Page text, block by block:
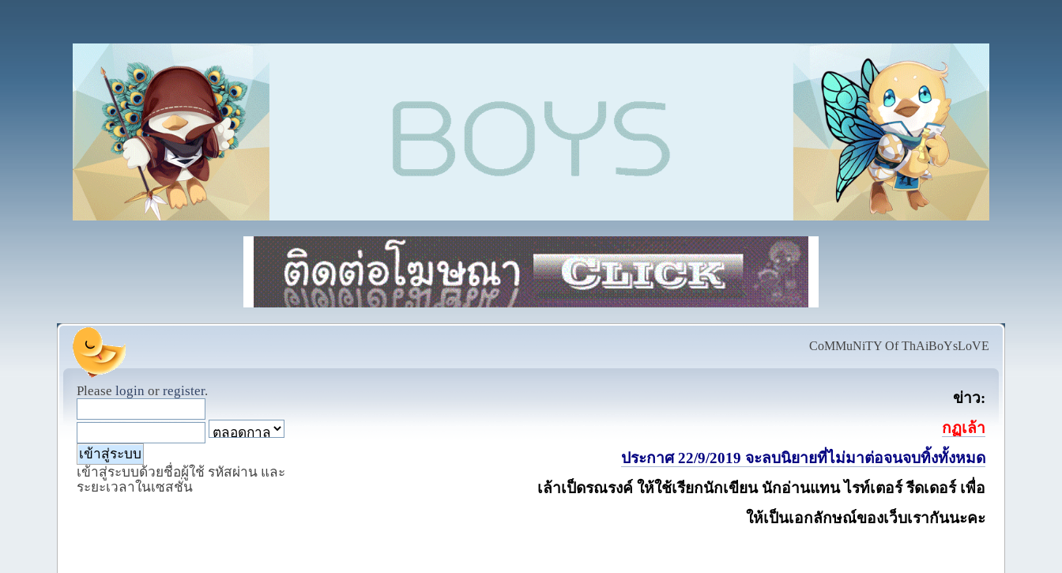
CoMMuNiTY Of ThAiBoYsLoVE
Please login or register.
เข้าสู่ระบบด้วยชื่อผู้ใช้ รหัสผ่าน และ
ระยะเวลาในเซสชั่น
ข่าว:
กฏเล้า
ประกาศ 22/9/2019 จะลบนิยายที่ไม่มาต่อจนจบทิ้งทั้งหมด
เล้าเป็ดรณรงค์ ให้ใช้เรียกนักเขียน นักอ่านแทน ไรท์เตอร์ รีดเดอร์ เพื่อ
ให้เป็นเอกลักษณ์ของเว็บเรากันนะคะ